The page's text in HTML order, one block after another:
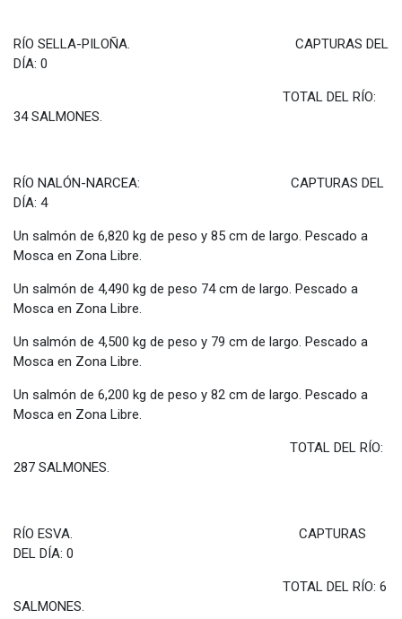
RÍO SELLA-PILOÑA. CAPTURAS DEL
DÍA: 0
TOTAL DEL RÍO:
34 SALMONES.
RÍO NALÓN-NARCEA: CAPTURAS DEL
DÍA: 4
Un salmón de 6,820 kg de peso y 85 cm de largo. Pescado a
Mosca en Zona Libre.
Un salmón de 4,490 kg de peso 74 cm de largo. Pescado a
Mosca en Zona Libre.
Un salmón de 4,500 kg de peso y 79 cm de largo. Pescado a
Mosca en Zona Libre.
Un salmón de 6,200 kg de peso y 82 cm de largo. Pescado a
Mosca en Zona Libre.
TOTAL DEL RÍO:
287 SALMONES.
RÍO ESVA. CAPTURAS
DEL DÍA: 0
TOTAL DEL RÍO: 6
SALMONES.